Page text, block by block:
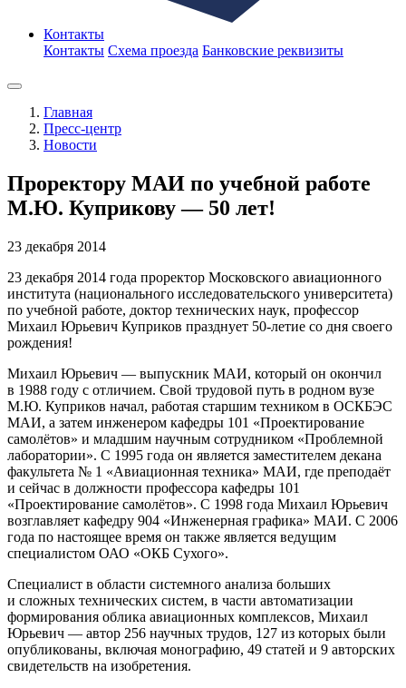
Контакты
Контакты Схема проезда Банковские реквизиты
Главная
Пресс-центр
Новости
Проректору МАИ по учебной работе
М.Ю. Куприкову — 50 лет!
23 декабря 2014
23 декабря 2014 года проректор Московского авиационного
института (национального исследовательского университета)
по учебной работе, доктор технических наук, профессор
Михаил Юрьевич Куприков празднует 50-летие со дня своего
рождения!
Михаил Юрьевич — выпускник МАИ, который он окончил
в 1988 году с отличием. Свой трудовой путь в родном вузе
М.Ю. Куприков начал, работая старшим техником в ОСКБЭС
МАИ, а затем инженером кафедры 101 «Проектирование
самолётов» и младшим научным сотрудником «Проблемной
лаборатории». С 1995 года он является заместителем декана
факультета № 1 «Авиационная техника» МАИ, где преподаёт
и сейчас в должности профессора кафедры 101
«Проектирование самолётов». С 1998 года Михаил Юрьевич
возглавляет кафедру 904 «Инженерная графика» МАИ. С 2006
года по настоящее время он также является ведущим
специалистом ОАО «ОКБ Сухого».
Специалист в области системного анализа больших
и сложных технических систем, в части автоматизации
формирования облика авиационных комплексов, Михаил
Юрьевич — автор 256 научных трудов, 127 из которых были
опубликованы, включая монографию, 49 статей и 9 авторских
свидетельств на изобретения.